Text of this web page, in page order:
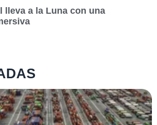
lleva a la Luna con una